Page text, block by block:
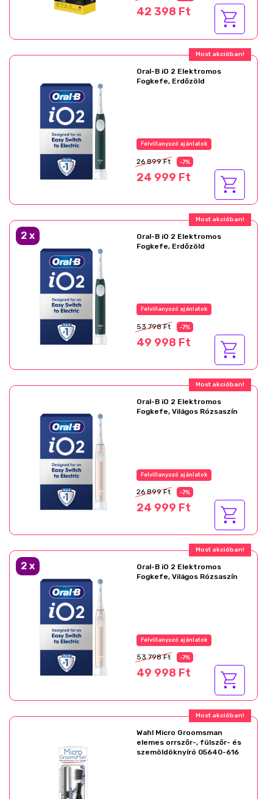
42 398 Ft
Most akcióban!
Oral-B iO 2 Elektromos
Fogkefe, Erdőzöld
Felvillanyozó ajánlatok
26 899 Ft -7%
24 999 Ft
Most akcióban!
2 x
Oral-B iO 2 Elektromos
Fogkefe, Erdőzöld
Felvillanyozó ajánlatok
53 798 Ft -7%
49 998 Ft
Most akcióban!
Oral-B iO 2 Elektromos
Fogkefe, Világos Rózsaszín
Felvillanyozó ajánlatok
26 899 Ft -7%
24 999 Ft
Most akcióban!
2 x
Oral-B iO 2 Elektromos
Fogkefe, Világos Rózsaszín
Felvillanyozó ajánlatok
53 798 Ft -7%
49 998 Ft
Most akcióban!
Wahl Micro Groomsman
elemes orrszőr-, fülszőr- és
szemöldöknyíró 05640-616